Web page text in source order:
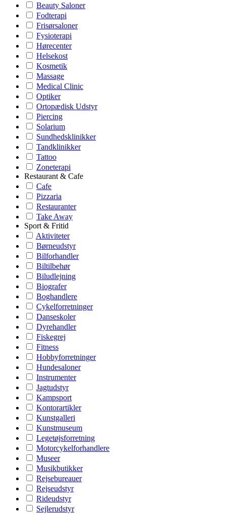
Beauty Saloner
Fodterapi
Frisørsaloner
Fysioterapi
Hørecenter
Helsekost
Kosmetik
Massage
Medical Clinic
Optiker
Ortopædisk Udstyr
Piercing
Solarium
Sundhedsklinikker
Tandklinikker
Tattoo
Zoneterapi
Restaurant & Cafe
Cafe
Pizzaria
Restauranter
Take Away
Sport & Fritid
Aktiviteter
Børneudstyr
Bilforhandler
Biltilbehør
Biludlejning
Biografer
Boghandlere
Cykelforretninger
Danseskoler
Dyrehandler
Fiskegrej
Fitness
Hobbyforretninger
Hundesaloner
Instrumenter
Jagtudstyr
Kampsport
Kontorartikler
Kunstgalleri
Kunstmuseum
Legetøjsforretning
Motorcykelforhandlere
Museer
Musikbutikker
Rejsebureauer
Rejseudstyr
Rideudstyr
Sejlerudstyr